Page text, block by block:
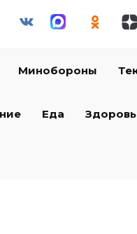
Минобороны
Еда